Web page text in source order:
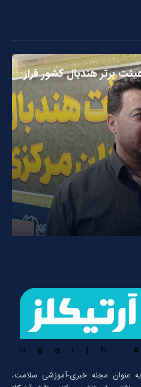
مرکزی در جمع ۱۰ هیئت برتر هندبال کشور قرار
از سال 1396 به عنوان مجله خبری-آموزشی سلامت،